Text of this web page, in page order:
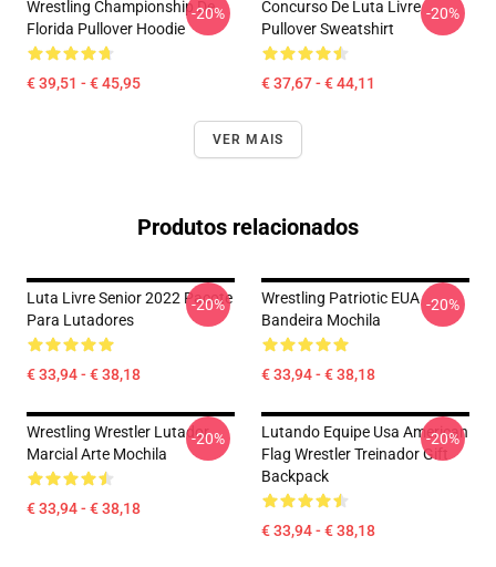
Wrestling Championship De
Florida Pullover Hoodie
€ 39,51 - € 45,95
-20%
Concurso De Luta Livre
Pullover Sweatshirt
€ 37,67 - € 44,11
-20%
VER MAIS
Produtos relacionados
Luta Livre Senior 2022 Pacote
Para Lutadores
€ 33,94 - € 38,18
-20%
Wrestling Patriotic EUA
Bandeira Mochila
€ 33,94 - € 38,18
-20%
Wrestling Wrestler Lutador
Marcial Arte Mochila
€ 33,94 - € 38,18
-20%
Lutando Equipe Usa American
Flag Wrestler Treinador Gift
Backpack
€ 33,94 - € 38,18
-20%